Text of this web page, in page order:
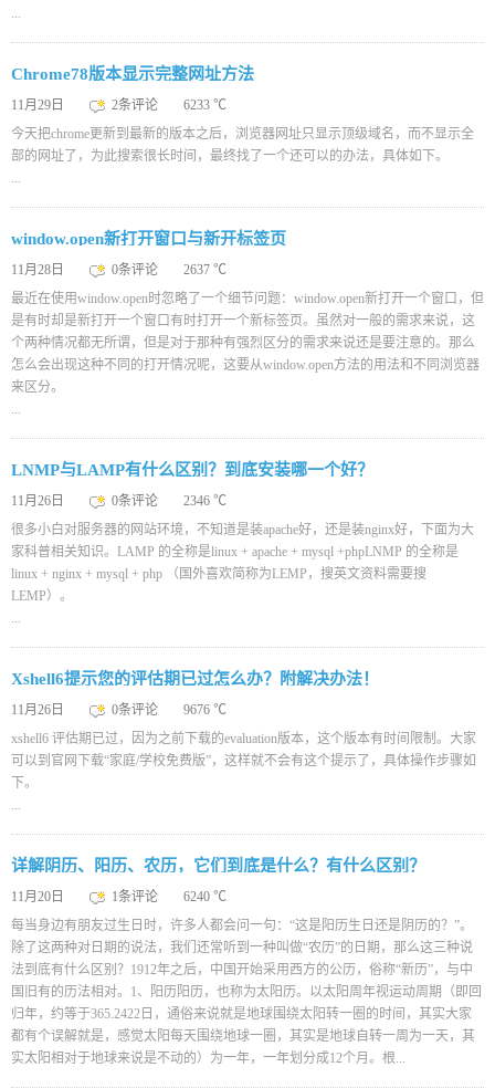
...
Chrome78版本显示完整网址方法
11月29日 2条评论
6233 ℃
今天把chrome更新到最新的版本之后，浏览器网址只显示顶级域名，而不显示全
部的网址了，为此搜索很长时间，最终找了一个还可以的办法，具体如下。
...
window.open新打开窗口与新开标签页
11月28日 0条评论
2637 ℃
最近在使用window.open时忽略了一个细节问题：window.open新打开一个窗口，但
是有时却是新打开一个窗口有时打开一个新标签页。虽然对一般的需求来说，这
个两种情况都无所谓，但是对于那种有强烈区分的需求来说还是要注意的。那么
怎么会出现这种不同的打开情况呢，这要从window.open方法的用法和不同浏览器
来区分。
...
LNMP与LAMP有什么区别？到底安装哪一个好？
11月26日 0条评论
2346 ℃
很多小白对服务器的网站环境，不知道是装apache好，还是装nginx好，下面为大
家科普相关知识。LAMP 的全称是linux + apache + mysql +phpLNMP 的全称是
linux + nginx + mysql + php （国外喜欢简称为LEMP，搜英文资料需要搜
LEMP）。
...
Xshell6提示您的评估期已过怎么办？附解决办法！
11月26日 0条评论
9676 ℃
xshell6 评估期已过，因为之前下载的evaluation版本，这个版本有时间限制。大家
可以到官网下载“家庭/学校免费版”，这样就不会有这个提示了，具体操作步骤如
下。
...
详解阴历、阳历、农历，它们到底是什么？有什么区别？
11月20日 1条评论
6240 ℃
每当身边有朋友过生日时，许多人都会问一句：“这是阳历生日还是阴历的？”。
除了这两种对日期的说法，我们还常听到一种叫做“农历”的日期，那么这三种说
法到底有什么区别？1912年之后，中国开始采用西方的公历，俗称“新历”，与中
国旧有的历法相对。1、阳历阳历，也称为太阳历。以太阳周年视运动周期（即回
归年，约等于365.2422日，通俗来说就是地球围绕太阳转一圈的时间，其实大家
都有个误解就是，感觉太阳每天围绕地球一圈，其实是地球自转一周为一天，其
实太阳相对于地球来说是不动的）为一年，一年划分成12个月。根...